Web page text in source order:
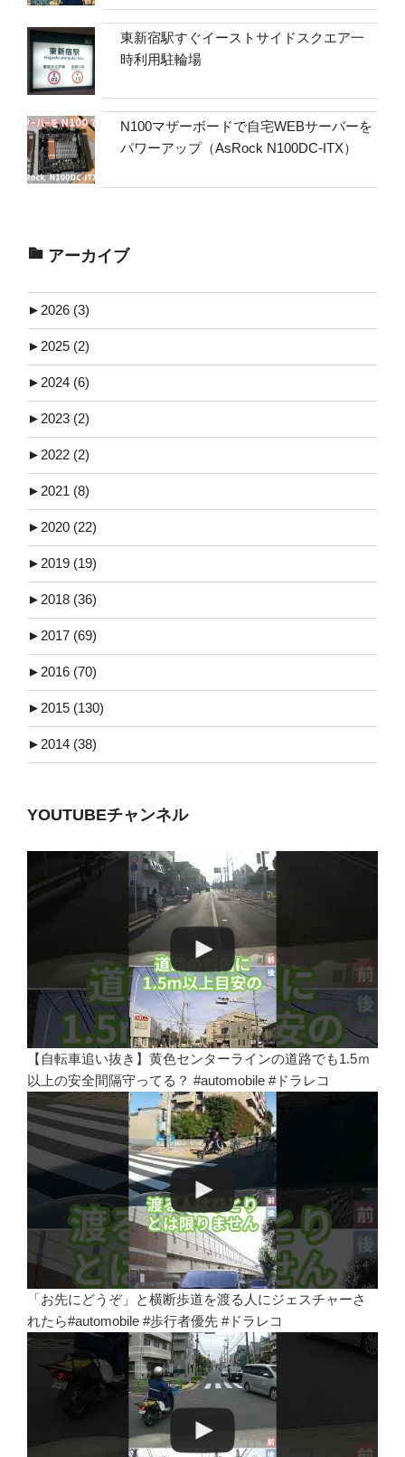
東新宿駅すぐイーストサイドスクエア一
時利用駐輪場
N100マザーボードで自宅WEBサーバーを
パワーアップ（AsRock N100DC-ITX）
アーカイブ
► 2026 (3)
► 2025 (2)
► 2024 (6)
► 2023 (2)
► 2022 (2)
► 2021 (8)
► 2020 (22)
► 2019 (19)
► 2018 (36)
► 2017 (69)
► 2016 (70)
► 2015 (130)
► 2014 (38)
YOUTUBEチャンネル
【自転車追い抜き】黄色センターラインの道路でも1.5ｍ
以上の安全間隔守ってる？ #automobile #ドラレコ
「お先にどうぞ」と横断歩道を渡る人にジェスチャーさ
れたら#automobile #歩行者優先 #ドラレコ